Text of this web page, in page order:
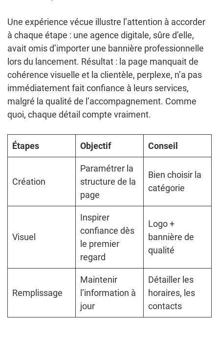
Une expérience vécue illustre l’attention à accorder
à chaque étape : une agence digitale, sûre d’elle,
avait omis d’importer une bannière professionnelle
lors du lancement. Résultat : la page manquait de
cohérence visuelle et la clientèle, perplexe, n’a pas
immédiatement fait confiance à leurs services,
malgré la qualité de l’accompagnement. Comme
quoi, chaque détail compte vraiment.
Étapes Objectif Conseil
Création
Paramétrer la
structure de la
page
Bien choisir la
catégorie
Visuel
Inspirer
confiance dès
le premier
regard
Logo +
bannière de
qualité
Remplissage
Maintenir
l’information à
jour
Détailler les
horaires, les
contacts